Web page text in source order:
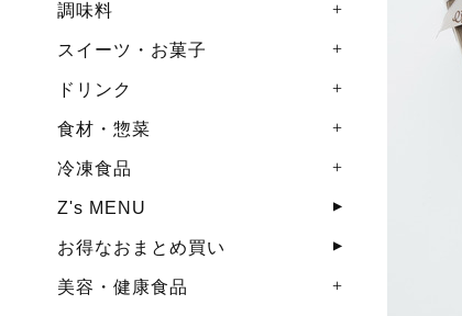
調味料
スイーツ・お菓子
ドリンク
食材・惣菜
冷凍食品
Z's MENU
お得なおまとめ買い
美容・健康食品